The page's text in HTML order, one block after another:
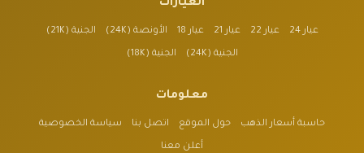
العيارات
عيار 24 عيار 22 عيار 21 عيار 18 الأونصة (24K) الجنية (21K)
الجنية (24K) الجنية (18K)
معلومات
حاسبة أسعار الذهب حول الموقع اتصل بنا سياسة الخصوصية
أعلن معنا